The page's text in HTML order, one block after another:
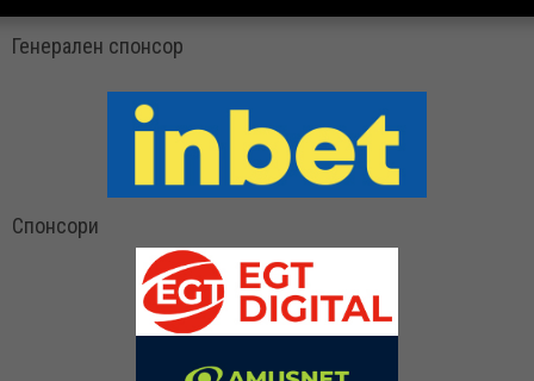
Генерален спонсор
Спонсори